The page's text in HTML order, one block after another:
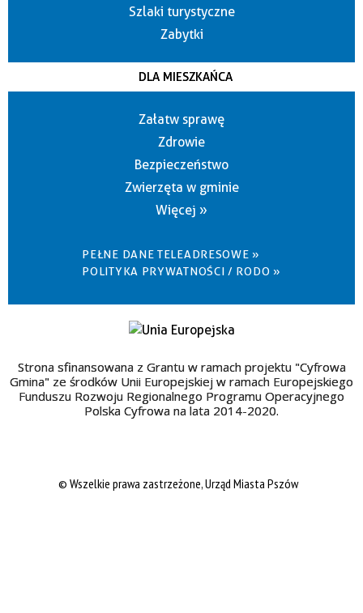
Szlaki turystyczne
Zabytki
DLA MIESZKAŃCA
Załatw sprawę
Zdrowie
Bezpieczeństwo
Zwierzęta w gminie
Więcej »
PEŁNE DANE TELEADRESOWE »
POLITYKA PRYWATNOŚCI / RODO »
Strona sfinansowana z Grantu w ramach projektu "Cyfrowa
Gmina" ze środków Unii Europejskiej w ramach Europejskiego
Funduszu Rozwoju Regionalnego Programu Operacyjnego
Polska Cyfrowa na lata 2014-2020.
© Wszelkie prawa zastrzeżone, Urząd Miasta Pszów